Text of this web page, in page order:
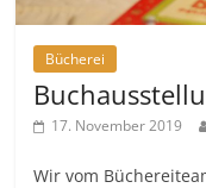
Bücherei
17. November 2019
Wir vom